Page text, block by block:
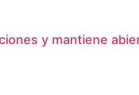
y mantiene